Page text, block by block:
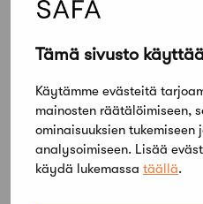
Tämä sivusto
Käytämme evästeitä
mainosten räätälöimiseen,
ominaisuuksien tukemiseen
analysoimiseen. Lisää
käydä lukemassa täällä.
Juha Ilonen
Finnforest Oyj:n